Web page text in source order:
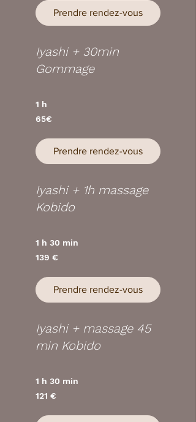
Prendre rendez-vous
Iyashi + 30min
Gommage
1 h
65€
Prendre rendez-vous
Iyashi + 1h massage
Kobido
1 h 30 min
euros
139 €
Prendre rendez-vous
Iyashi + massage 45
min Kobido
1 h 30 min
euros
121 €